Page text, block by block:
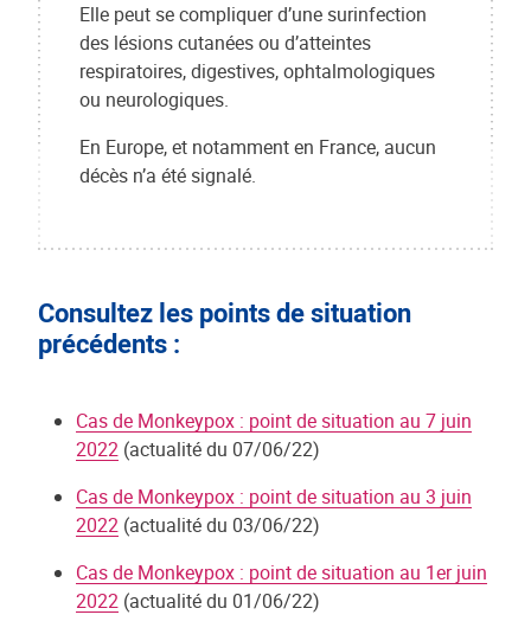
Elle peut se compliquer d’une surinfection
des lésions cutanées ou d’atteintes
respiratoires, digestives, ophtalmologiques
ou neurologiques.
En Europe, et notamment en France, aucun
décès n’a été signalé.
Consultez les points de situation
précédents :
Cas de Monkeypox : point de situation au 7 juin
2022 (actualité du 07/06/22)
Cas de Monkeypox : point de situation au 3 juin
2022 (actualité du 03/06/22)
Cas de Monkeypox : point de situation au 1er juin
2022 (actualité du 01/06/22)